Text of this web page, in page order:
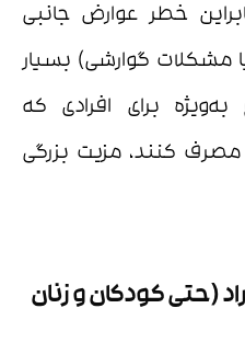
خطر عوارض جانبی
مشکلات گوارشی) بسیار
برای افرادی که
مصرف کنند، مزیت بزرگی
(حتی کودکان و زنان